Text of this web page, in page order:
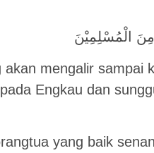
مِنَ الْمُسْلِمِيْنَ
mengalir sampai
Engkau dan
yang baik